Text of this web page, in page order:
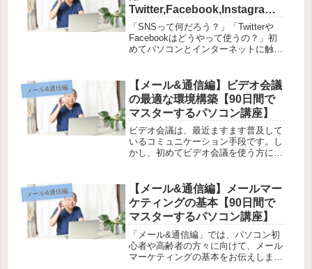
Twitter,Facebook,Instagram
の連携方法【90日間でマスタ
ーするパソコン講座】
「SNSって何だろう？」「Twitterや
Facebookはどうやって使うの？」初
めてパソコンとインターネットに触れ
しかし、この記事では「90日間でマス
ターするパソコン講...
メール&通信編
【メール&通信編】ビデオ会議
の最適な環境構築【90日間で
マスターするパソコン講座】
ビデオ会議は、最近ますます普及して
いるコミュニケーション手段です。し
かし、初めてビデオ会議を使う方にと
業になるかもしれません。そこで、こ
の記事ではビデオ会議を始めるために
必...
メール&通信編
【メール&通信編】メールマー
ケティングの基本【90日間で
マスターするパソコン講座】
「メール&通信編」では、パソコン初
心者や高齢者の方々に向けて、メール
マーケティングの基本をお伝えしま